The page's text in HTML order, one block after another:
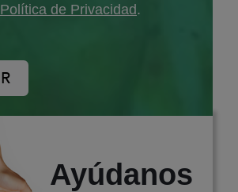
Política de Privacidad.
Ayúdanos